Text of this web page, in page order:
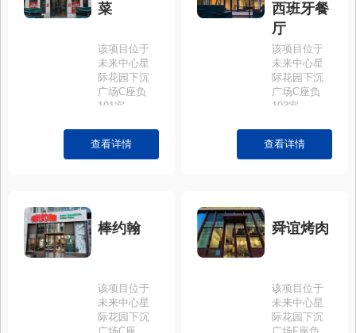
菜
该项目位于
未来中心星
际花园下沉
广场C座负
101室。
查看详情
西班牙餐
厅
该项目位于
未来中心星
际花园下沉
广场C座负
103室
查看详情
棒约翰
该项目位于
未来中心星
际花园下沉
舜谊烤肉
该项目位于
未来中心星
际花园下沉